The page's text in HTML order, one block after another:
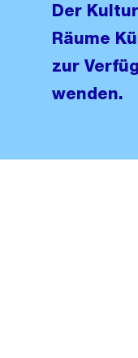
Der
Räume
zur
wenden.